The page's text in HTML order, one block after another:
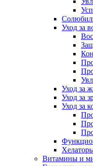
Уход за
Уход за
Уход за
Уход за
Витамины и